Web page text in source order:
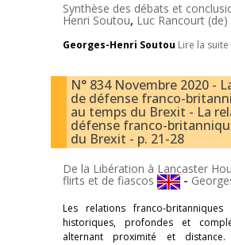
Synthèse des débats et
Henri Soutou, Luc Rancourt (de)
Georges-Henri Soutou Lire la suite
N° 834 Novembre 2020 -
de défense franco-
au temps du Brexit - La
défense franco-
du Brexit - p. 21-28
De la Libération à Lancaster
flirts et de fiascos
-
Les relations franco-britanniques
historiques, profondes et
alternant proximité et distance.